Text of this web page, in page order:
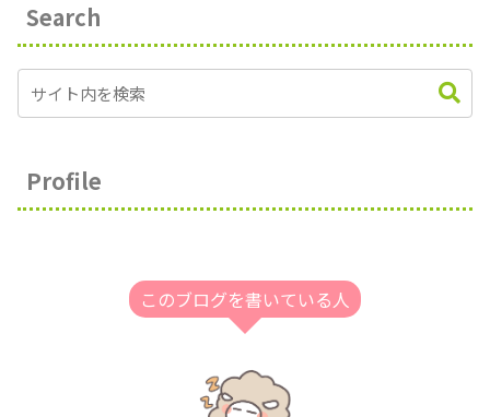
Search
Profile
このブログを書いている人